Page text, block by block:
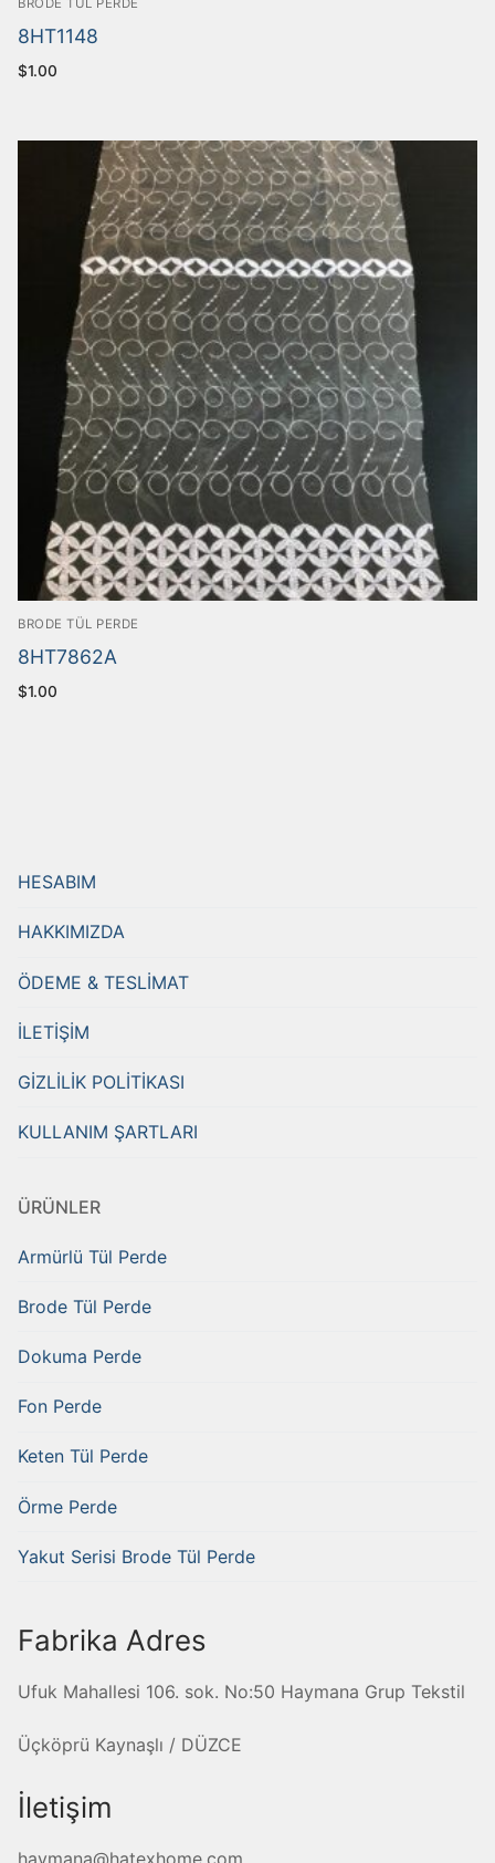
BRODE TÜL PERDE
8HT1148
$1.00
BRODE TÜL PERDE
8HT7862A
$1.00
HESABIM
HAKKIMIZDA
ÖDEME & TESLİMAT
İLETİŞİM
GİZLİLİK POLİTİKASI
KULLANIM ŞARTLARI
ÜRÜNLER
Armürlü Tül Perde
Brode Tül Perde
Dokuma Perde
Fon Perde
Keten Tül Perde
Örme Perde
Yakut Serisi Brode Tül Perde
Fabrika Adres
Ufuk Mahallesi 106. sok. No:50 Haymana Grup Tekstil
Üçköprü Kaynaşlı / DÜZCE
İletişim
haymana@hatexhome.com